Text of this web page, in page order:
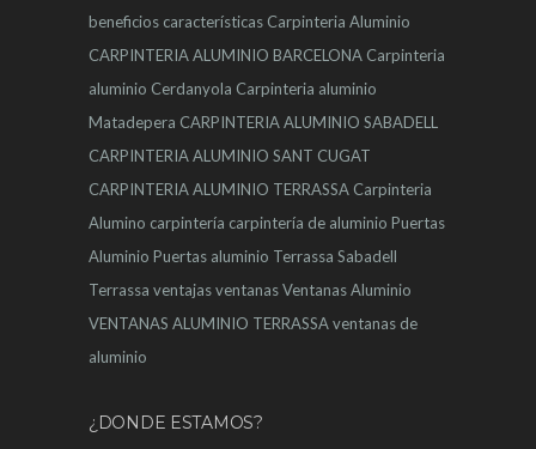
beneficios características Carpinteria Aluminio
CARPINTERIA ALUMINIO BARCELONA Carpinteria
aluminio Cerdanyola Carpinteria aluminio
Matadepera CARPINTERIA ALUMINIO SABADELL
CARPINTERIA ALUMINIO SANT CUGAT
CARPINTERIA ALUMINIO TERRASSA Carpinteria
Alumino carpintería carpintería de aluminio Puertas
Aluminio Puertas aluminio Terrassa Sabadell
Terrassa ventajasventanasVentanas Aluminio
VENTANAS ALUMINIO TERRASSAventanas de
aluminio
¿DONDE ESTAMOS?